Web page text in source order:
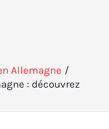
Allemagne
: découvrez